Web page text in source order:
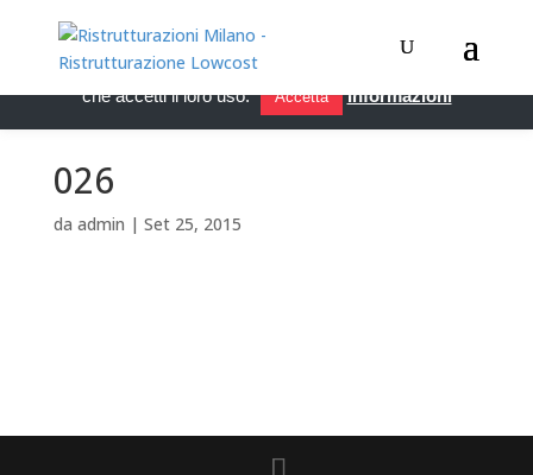
026
da admin | Set 25, 2015
Questo sito utilizza i cookie per migliorare servizi ed esperienza
dei lettori. Se decidi di continuare la navigazione, consideriamo
che accetti il loro uso.
Accetta Informazioni